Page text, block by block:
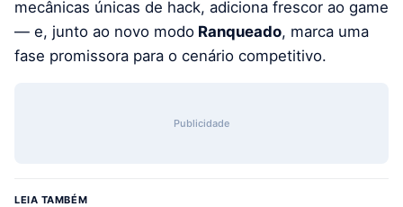
mecânicas únicas de hack, adiciona frescor ao game
— e, junto ao novo modo Ranqueado, marca uma
fase promissora para o cenário competitivo.
Publicidade
LEIA TAMBÉM